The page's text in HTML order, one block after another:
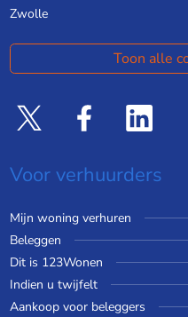
Zwolle
Toon alle
Voor verhuurders
Mijn woning verhuren
Beleggen
Dit is 123Wonen
Indien u twijfelt
Aankoop voor beleggers